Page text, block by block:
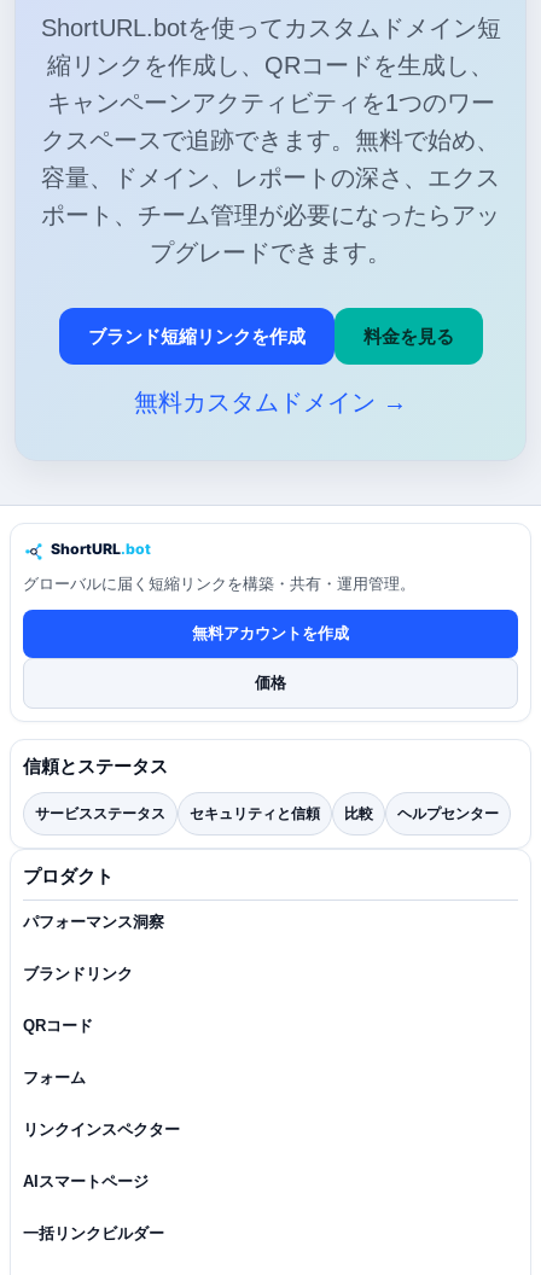
ShortURL.botを使ってカスタムドメイン短
縮リンクを作成し、QRコードを生成し、
キャンペーンアクティビティを1つのワー
クスペースで追跡できます。無料で始め、
容量、ドメイン、レポートの深さ、エクス
ポート、チーム管理が必要になったらアッ
プグレードできます。
ブランド短縮リンクを作成 料金を見る
無料カスタムドメイン →
グローバルに届く短縮リンクを構築・共有・運用管理。
無料アカウントを作成
価格
信頼とステータス
サービスステータス セキュリティと信頼 比較 ヘルプセンター
プロダクト
パフォーマンス洞察
ブランドリンク
QRコード
フォーム
リンクインスペクター
AIスマートページ
一括リンクビルダー